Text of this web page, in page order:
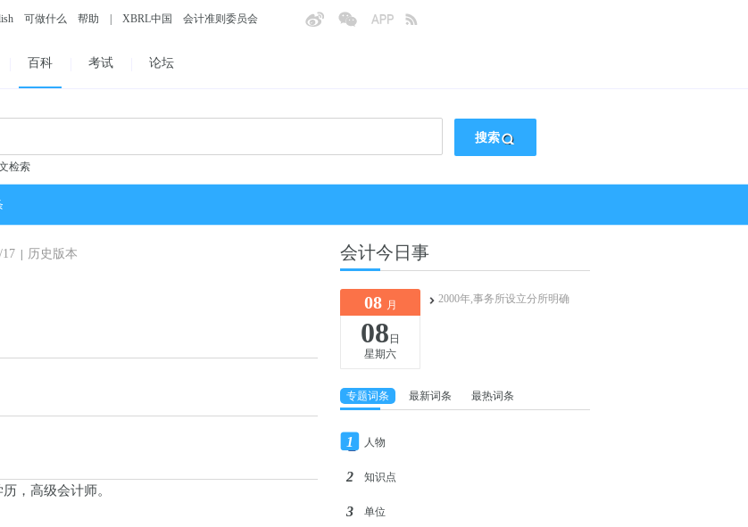
可做什么 帮助 XBRL中国 会计准则委员会
百科 考试 论坛
搜索
检索
历史版本
，高级会计师。
会计今日事
08 月
08 日
星期六
2000年,事务所设立分所明确
专题词条 最新词条 最热词条
1 人物
2 知识点
3 单位